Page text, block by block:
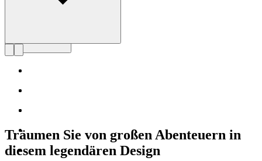
Träumen Sie von großen Abenteuern in
diesem legendären Design